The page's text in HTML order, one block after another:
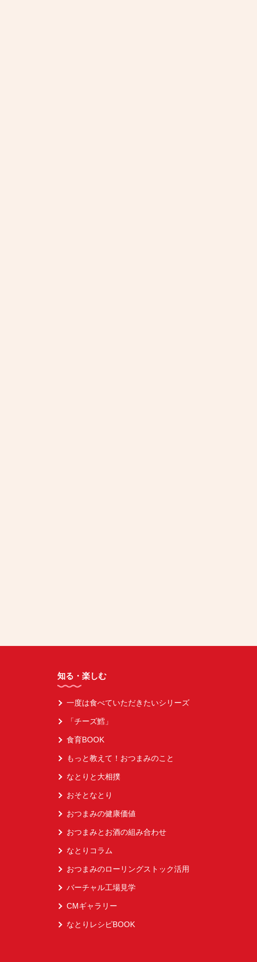
知る・楽しむ
一度は食べていただきたいシリーズ
「チーズ鱈」
食育BOOK
もっと教えて！おつまみのこと
なとりと大相撲
おそとなとり
おつまみの健康価値
おつまみとお酒の組み合わせ
なとりコラム
おつまみのローリングストック活用
バーチャル工場見学
CMギャラリー
なとりレシピBOOK